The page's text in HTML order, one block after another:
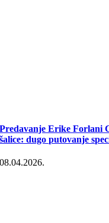
Predavanje Erike Forlani
šalice: dugo putovanje
08.04.2026.